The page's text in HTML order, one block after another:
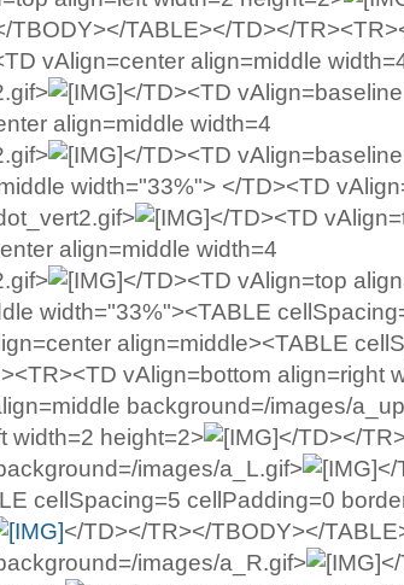
TBODY></TABLE></TD></
vAlign=center align=middle
</TD><TD
align=middle width=4
</TD><TD
width="33%"> </TD><TD
</TD><TD
align=middle width=4
</TD><TD vAlign=top
width="33%"><TABLE
align=middle><TABLE
vAlign=bottom align=right
background=/images/
width=2 height=2>
</TD></
images/a_L.gif>
</
cellSpacing=5 cellPadding=0
</TD></TR></TBODY></
images/a_R.gif>